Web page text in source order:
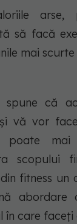
arse,
să facă
mai
spune că
și vă vor
poate
scopului
fitness un
abordare
în care faceți